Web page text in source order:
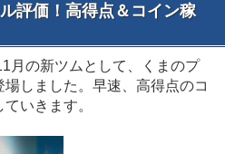
評価！高得点＆コイン稼
月の新ツムとして、くまのプ
しました。早速、高得点のコ
いきます。